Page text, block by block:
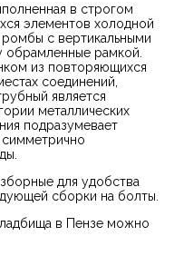
в строгом
элементов холодной
с вертикальными
обрамленные рамкой.
из повторяющихся
соединений,
является
металлических
подразумевает
для удобства
сборки на болты.
в Пензе можно